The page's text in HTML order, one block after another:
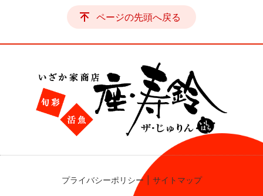
ページの先頭へ戻る
プライバシーポリシー サイトマップ